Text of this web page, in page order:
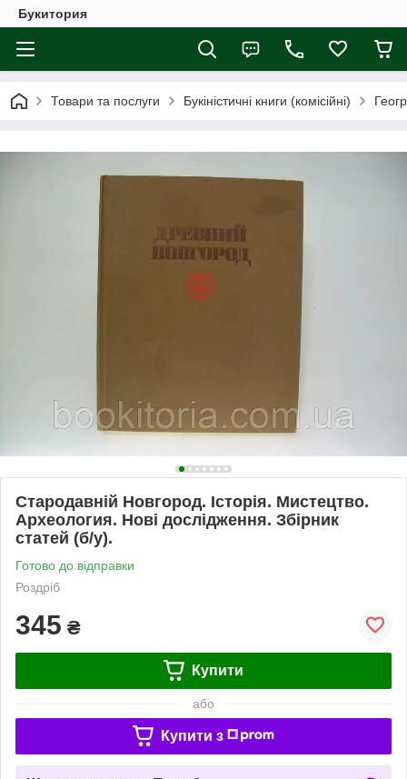
Букитория
Товари та послуги Букіністичні книги (комісійні)
Стародавній Новгород. Історія. Мистецтво.
Археология. Нові дослідження. Збірник
статей (б/у).
Готово до відправки
Роздріб
345 ₴
Купити
або
Купити з